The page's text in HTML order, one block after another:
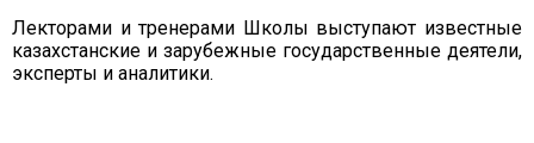
Лекторами и тренерами Школы выступают известные
казахстанские и зарубежные государственные деятели,
эксперты и аналитики.